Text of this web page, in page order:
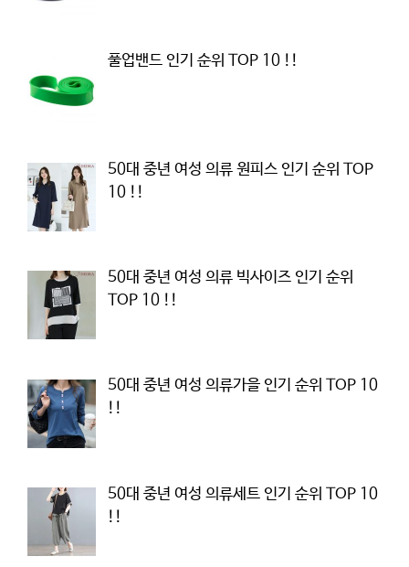
풀업밴드 인기 순위 TOP 10 !!
50대 중년 여성 의류 원피스 인기 순위 TOP
10 !!
50대 중년 여성 의류 빅사이즈 인기 순위
TOP 10 !!
50대 중년 여성 의류가을 인기 순위 TOP 10
!!
50대 중년 여성 의류세트 인기 순위 TOP 10
!!